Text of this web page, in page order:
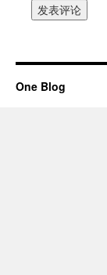
One Blog